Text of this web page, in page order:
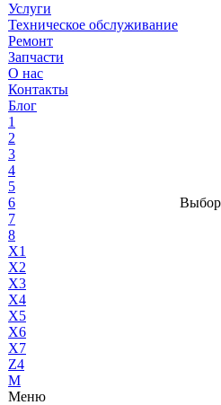
Услуги
Техническое обслуживание
Ремонт
Запчасти
О нас
Контакты
Блог
1
2
3
4
5
6
7
8
X1
X2
X3
X4
X5
X6
X7
Z4
М
Меню
Выбор